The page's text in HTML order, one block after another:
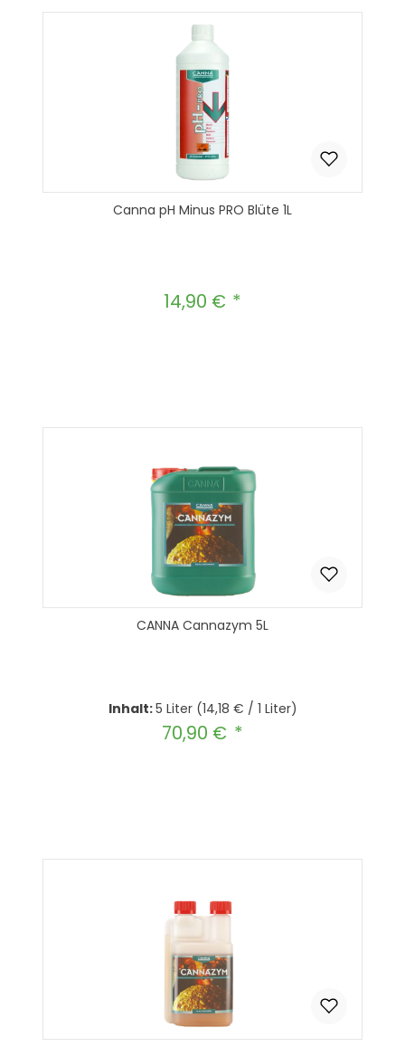
Canna pH Minus PRO Blüte 1L
Regulärer Preis:
14,90 €
CANNA Cannazym 5L
Inhalt:5 Liter (14,18 € / 1 Liter)
Regulärer Preis:
70,90 €